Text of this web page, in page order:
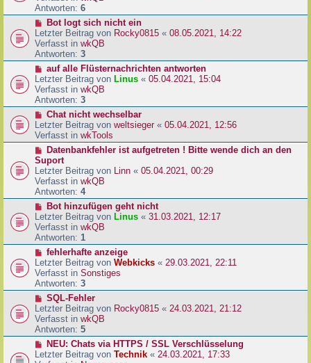
t
a
g
e
r
B
e
i
t
a
g
Antworten: 6
N
e
u
e
r
B
e
i
t
a
g
Bot logt sich nicht ein
Letzter Beitrag von Rocky0815 « 08.05.2021, 14:22
Verfasst in wkQB
Antworten: 3
N
e
u
e
r
B
e
i
r
a
g
auf alle Flüsternachrichten antworten
Letzter Beitrag von Linus « 05.04.2021, 15:04
Verfasst in wkQB
Antworten: 3
N
e
u
e
B
e
i
t
a
g
Chat nicht wechselbar
Letzter Beitrag von weltsieger « 05.04.2021, 12:56
Verfasst in wkTools
N
e
u
e
r
B
e
i
t
r
a
g
Datenbankfehler ist aufgetreten ! Bitte wende dich an den
Suport
Letzter Beitrag von Linn « 05.04.2021, 00:29
Verfasst in wkQB
Antworten: 4
N
e
u
e
r
B
e
i
t
a
g
Bot hinzufügen geht nicht
Letzter Beitrag von Linus « 31.03.2021, 12:17
Verfasst in wkQB
Antworten: 1
N
e
u
e
r
B
e
i
t
a
fehlerhafte anzeige
Letzter Beitrag von Webkicks « 29.03.2021, 22:11
Verfasst in Sonstiges
Antworten: 3
N
e
u
e
r
B
e
SQL-Fehler
Letzter Beitrag von Rocky0815 « 24.03.2021, 21:12
Verfasst in wkQB
Antworten: 5
N
e
NEU: Chats via HTTPS / SSL Verschlüsselung
Letzter Beitrag von Technik « 24.03.2021, 17:33